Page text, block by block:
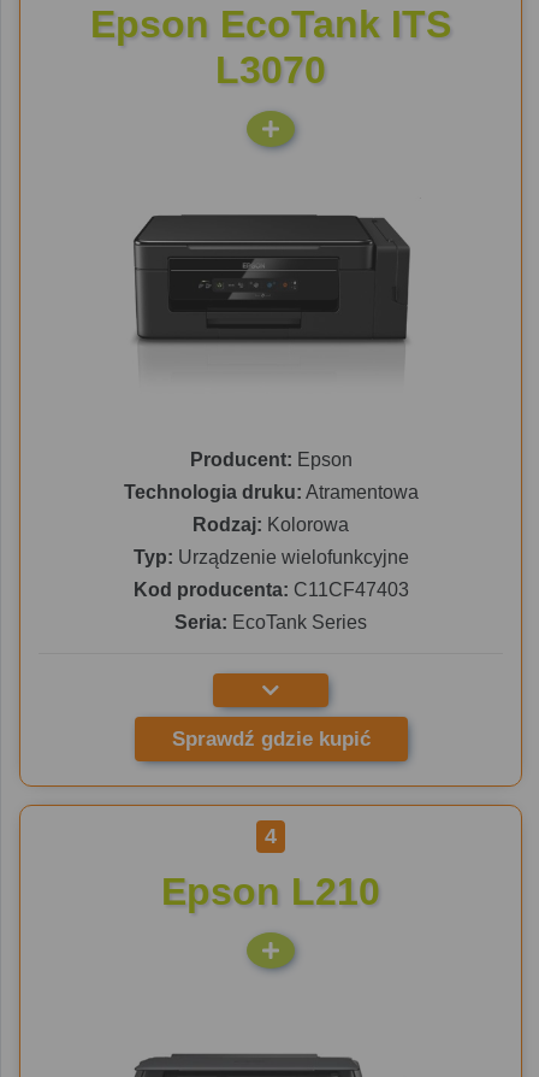
Epson EcoTank ITS
L3070
Producent: Epson
Technologia druku: Atramentowa
Rodzaj: Kolorowa
Typ: Urządzenie wielofunkcyjne
Kod producenta: C11CF47403
Seria: EcoTank Series
Sprawdź gdzie kupić
4
Epson L210